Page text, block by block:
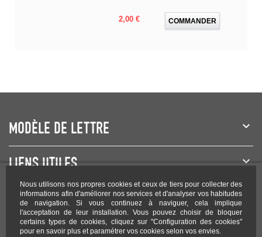
Nous utilisons nos propres cookies et ceux de tiers pour collecter des
informations afin d'améliorer nos services et d'analyser vos habitudes
de navigation. Si vous continuez à naviguer, cela implique
l'acceptation de leur installation. Vous pouvez choisir de bloquer
certains types de cookies, cliquez sur "Configuration des cookies"
pour en savoir plus et paramétrer vos cookies selon vos envies.
Prix
2,00 € COMMANDER
MODÈLE DE LETTRE
LIENS UTILES
NEWSLETTER